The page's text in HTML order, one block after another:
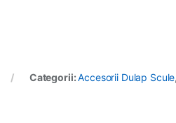
Categorii:Accesorii Dulap Scule,